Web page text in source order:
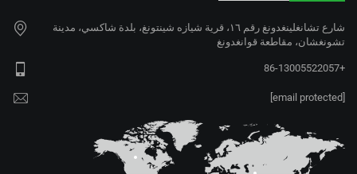
شارع تشانغلينغدونغ رقم ١٦، قرية شيازه شينتونغ، بلدة شاكسي، مدينة
تشونغشان، مقاطعة قوانغدونغ
+86-13005522057
[email protected]